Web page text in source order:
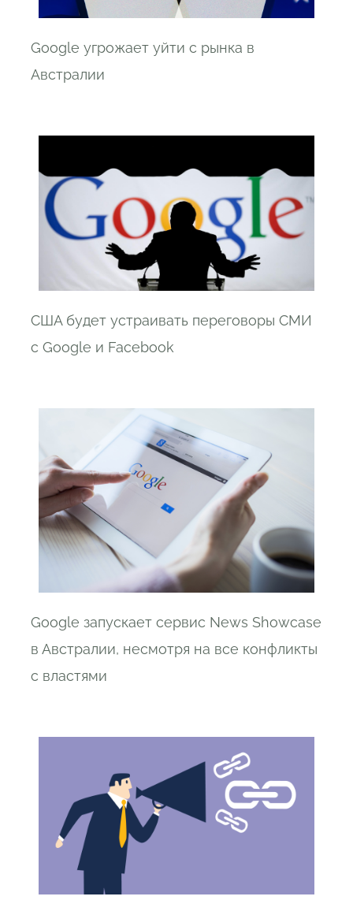
Google угрожает уйти с рынка в
Австралии
США будет устраивать переговоры СМИ
с Google и Facebook
Google запускает сервис News Showcase
в Австралии, несмотря на все конфликты
с властями